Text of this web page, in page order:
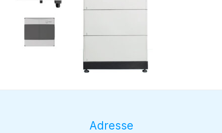
Adresse